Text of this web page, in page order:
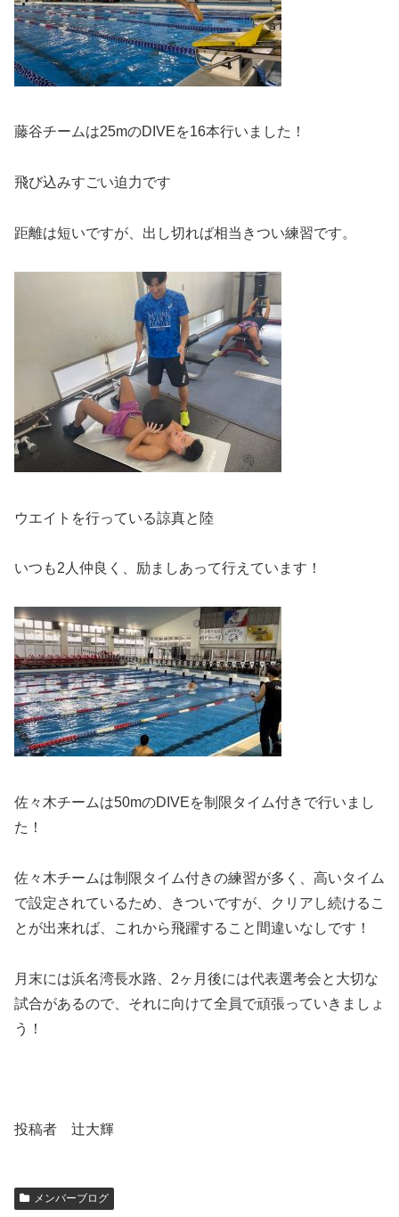
藤谷チームは25mのDIVEを16本行いました！
飛び込みすごい迫力です
距離は短いですが、出し切れば相当きつい練習です。
ウエイトを行っている諒真と陸
いつも2人仲良く、励ましあって行えています！
佐々木チームは50mのDIVEを制限タイム付きで行いまし
た！
佐々木チームは制限タイム付きの練習が多く、高いタイム
で設定されているため、きついですが、クリアし続けるこ
とが出来れば、これから飛躍すること間違いなしです！
月末には浜名湾長水路、2ヶ月後には代表選考会と大切な
試合があるので、それに向けて全員で頑張っていきましょ
う！
投稿者 辻大輝
メンバーブログ